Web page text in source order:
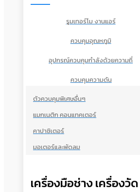
รูมเทอร์โม งานแอร์
ควบคุมอุณหภูมิ
อุปกรณ์ควบคุมกำลังด้วยความถี่
ควบคุมความดัน
ตัวควบคุมพิเศษอื่นๆ
แมกเนติก คอนแทคเตอร์
คาปาซิเตอร์
มอเตอร์และพัดลม
เครื่องมือช่าง เครื่องวัด